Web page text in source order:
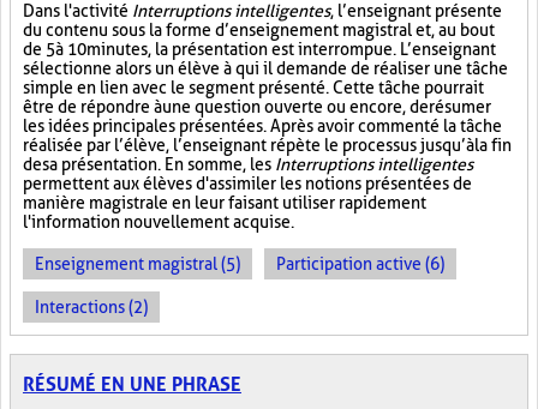
Dans l'activité Interruptions intelligentes, l’enseignant présente
du contenu sous la forme d’enseignement magistral et, au bout
de 5 à 10 minutes, la présentation est interrompue. L’enseignant
sélectionne alors un élève à qui il demande de réaliser une tâche
simple en lien avec le segment présenté. Cette tâche pourrait
être de répondre à une question ouverte ou encore, de résumer
les idées principales présentées. Après avoir commenté la tâche
réalisée par l’élève, l’enseignant répète le processus jusqu’à la fin
de sa présentation. En somme, les Interruptions intelligentes
permettent aux élèves d'assimiler les notions présentées de
manière magistrale en leur faisant utiliser rapidement
l'information nouvellement acquise.
Enseignement magistral (5) Participation active (6)
Interactions (2)
RÉSUMÉ EN UNE PHRASE